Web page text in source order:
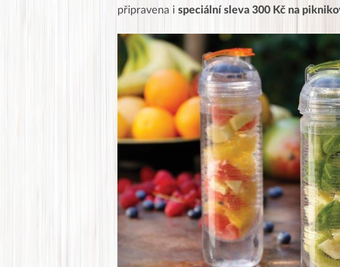
připravena i speciální sleva 300 Kč na